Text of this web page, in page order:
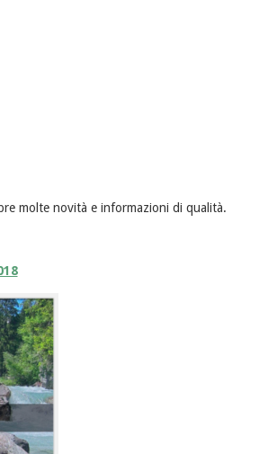
molte novità e informazioni di qualità.